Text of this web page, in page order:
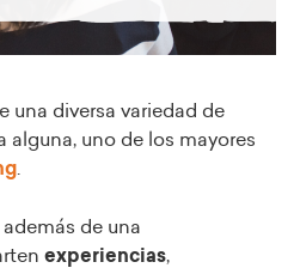
una diversa variedad de
alguna, uno de los mayores
.
de una
experiencias,